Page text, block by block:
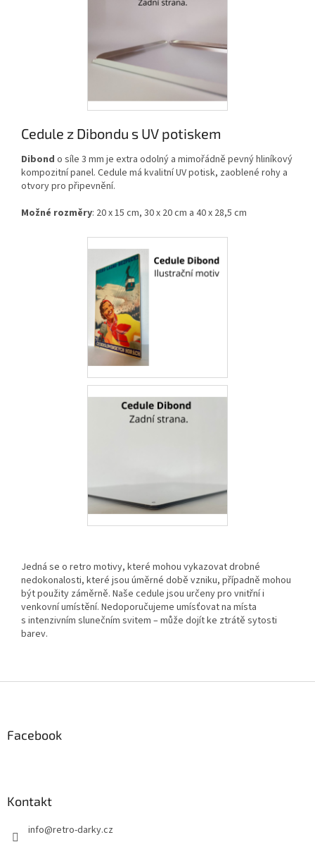
Cedule z Dibondu s UV potiskem
Dibond o síle 3 mm je extra odolný a mimořádně pevný hliníkový
kompozitní panel. Cedule má kvalitní UV potisk, zaoblené rohy a
otvory pro připevnění.
Možné rozměry: 20 x 15 cm, 30 x 20 cm a 40 x 28,5 cm
Jedná se o retro motivy, které mohou vykazovat drobné
nedokonalosti, které jsou úměrné době vzniku, případně mohou
být použity záměrně. Naše cedule jsou určeny pro vnitřní i
venkovní umístění. Nedoporučujeme umísťovat na místa
s intenzivním slunečním svitem – může dojít ke ztrátě sytosti
barev.
Facebook
Kontakt
info@retro-darky.cz